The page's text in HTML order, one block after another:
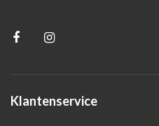
Klantenservice